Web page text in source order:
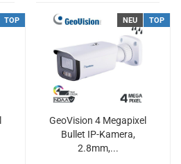
TOP NEU TOP
GeoVision 4 Megapixel
Bullet IP-Kamera,
2.8mm,...